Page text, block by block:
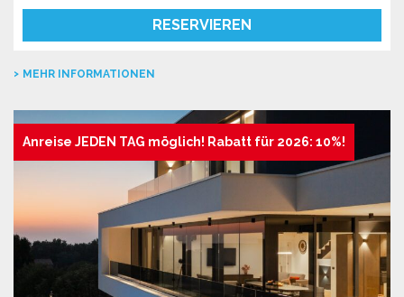
RESERVIEREN
MEHR INFORMATIONEN
Anreise JEDEN TAG möglich! Rabatt für 2026: 10%!